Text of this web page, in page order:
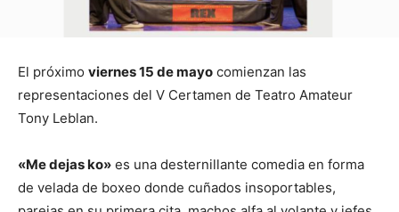
El próximo viernes 15 de mayo comienzan las
representaciones del V Certamen de Teatro Amateur
Tony Leblan.
«Me dejas ko» es una desternillante comedia en forma
de velada de boxeo donde cuñados insoportables,